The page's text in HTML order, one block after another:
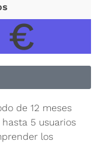
€
de 12 meses
5 usuarios
los